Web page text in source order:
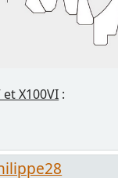
X100VI :